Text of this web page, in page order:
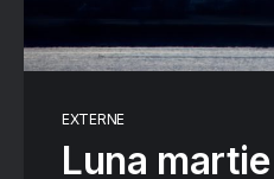
EXTERNE
Luna martie